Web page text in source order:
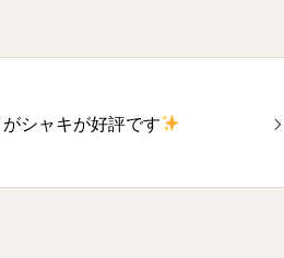
がシャキが好評です